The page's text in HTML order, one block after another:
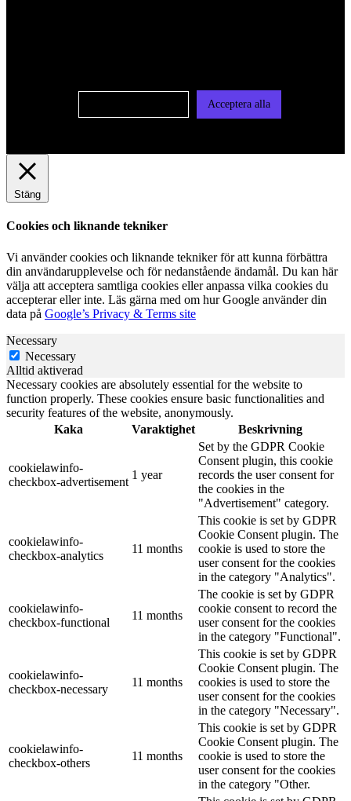
Acceptera alla
Stäng
Cookies och liknande tekniker
Vi använder cookies och liknande tekniker för att kunna förbättra
din användarupplevelse och för nedanstående ändamål. Du kan här
välja att acceptera samtliga cookies eller anpassa vilka cookies du
accepterar eller inte. Läs gärna med om hur Google använder din
data på Google’s Privacy & Terms site
Necessary
Necessary
Alltid aktiverad
Necessary cookies are absolutely essential for the website to
function properly. These cookies ensure basic functionalities and
security features of the website, anonymously.
Kaka
Varaktighet Beskrivning
cookielawinfo-
checkbox-advertisement
1 year
Set by the GDPR Cookie
Consent plugin, this cookie
records the user consent for
the cookies in the
"Advertisement" category.
cookielawinfo-
checkbox-analytics
11 months
This cookie is set by GDPR
Cookie Consent plugin. The
cookie is used to store the
user consent for the cookies
in the category "Analytics".
cookielawinfo-
checkbox-functional
11 months
The cookie is set by GDPR
cookie consent to record the
user consent for the cookies
in the category "Functional".
cookielawinfo-
checkbox-necessary
11 months
This cookie is set by GDPR
Cookie Consent plugin. The
cookies is used to store the
user consent for the cookies
in the category "Necessary".
cookielawinfo-
checkbox-others
11 months
This cookie is set by GDPR
Cookie Consent plugin. The
cookie is used to store the
user consent for the cookies
in the category "Other.